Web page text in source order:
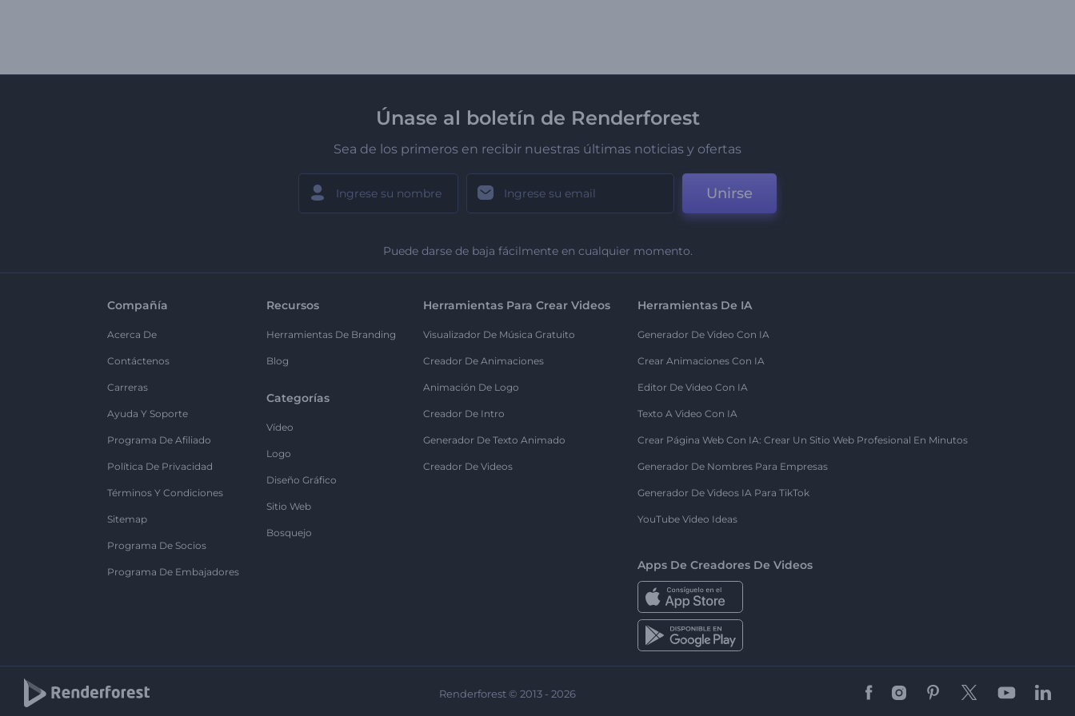
Únase al boletín de Renderforest
Sea de los primeros en recibir nuestras últimas noticias y ofertas
Unirse
Puede darse de baja fácilmente en cualquier momento.
Compañía
Acerca De
Contáctenos
Carreras
Ayuda Y Soporte
Programa De Afiliado
Política De Privacidad
Términos Y Condiciones
Sitemap
Programa De Socios
Programa De Embajadores
Recursos
Herramientas De Branding
Blog
Categorías
Vídeo
Logo
Diseño Gráfico
Sitio Web
Bosquejo
Herramientas Para Crear Videos
Visualizador De Música Gratuito
Creador De Animaciones
Animación De Logo
Creador De Intro
Generador De Texto Animado
Creador De Videos
Herramientas De IA
Generador De Video Con IA
Crear Animaciones Con IA
Editor De Video Con IA
Texto A Video Con IA
Crear Página Web Con IA: Crear Un Sitio Web Profesional En Minutos
Generador De Nombres Para Empresas
Generador De Videos IA Para TikTok
YouTube Video Ideas
Apps De Creadores De Videos
Renderforest © 2013 - 2026